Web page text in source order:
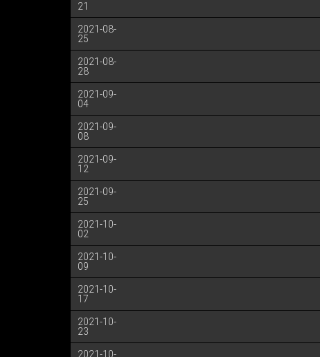
21
2021-08-
25
2021-08-
28
2021-09-
04
2021-09-
08
2021-09-
12
2021-09-
25
2021-10-
02
2021-10-
09
2021-10-
17
2021-10-
23
2021-10-